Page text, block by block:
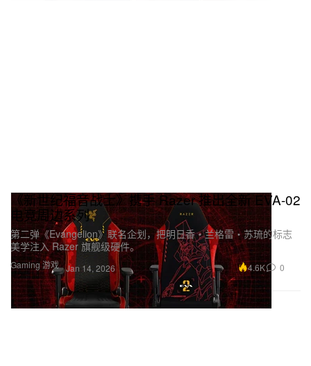
Gaming 游戏
《新世纪福音战士》携手 Razer 推出全新 EVA-02
电竞周边系列
第二弹《Evangelion》联名企划，把明日香‧兰格雷‧苏琉的标志
美学注入 Razer 旗舰级硬件。
Jan 14, 2026 4.6K 0